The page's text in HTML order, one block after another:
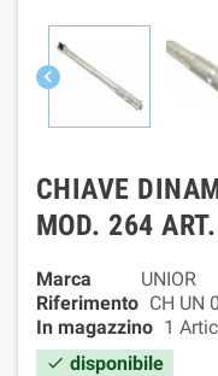

CHIAVE
MOD. 264
Marca
UNIOR
Riferimento CH UN
In magazzino 1
 disponibile